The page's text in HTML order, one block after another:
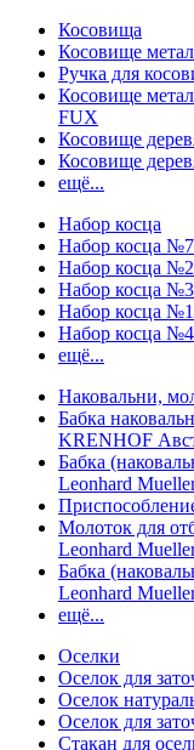
Косовища
Косовище
Ручка для
Косовище
FUX
Косовище
Косовище
ещё...
Набор косца
Набор косца
Набор косца
Набор косца
Набор косца
Набор косца
ещё...
Наковальни,
Бабка
KRENHOF
Бабка
Leonhard
Молоток для
Leonhard
Бабка
Leonhard
ещё...
Оселки
Оселок для
Оселок
Оселок для
Стакан для